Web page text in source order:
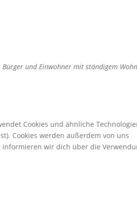
und Einwohner mit ständigem
Cookies und ähnliche
Cookies werden außerdem von uns
wir dich über die